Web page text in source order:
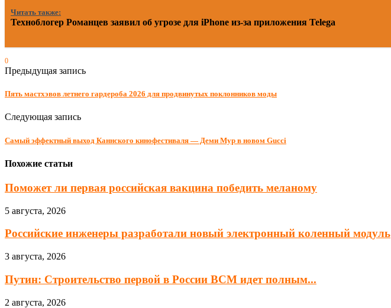
Читать также:
Техноблогер Романцев заявил об угрозе для iPhone из-за приложения Telega
0
Предыдущая запись
Пять мастхэвов летнего гардероба 2026 для продвинутых поклонников моды
Следующая запись
Самый эффектный выход Каннского кинофестиваля — Деми Мур в новом Gucci
Похожие статьи
Поможет ли первая российская вакцина победить меланому
5 августа, 2026
Российские инженеры разработали новый электронный коленный модуль
3 августа, 2026
Путин: Строительство первой в России ВСМ идет полным...
2 августа, 2026